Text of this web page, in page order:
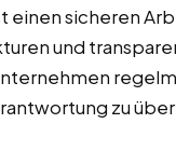
sicheren
und
zu